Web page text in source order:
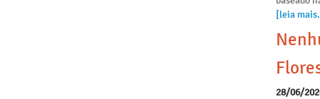
[leia
28/06/